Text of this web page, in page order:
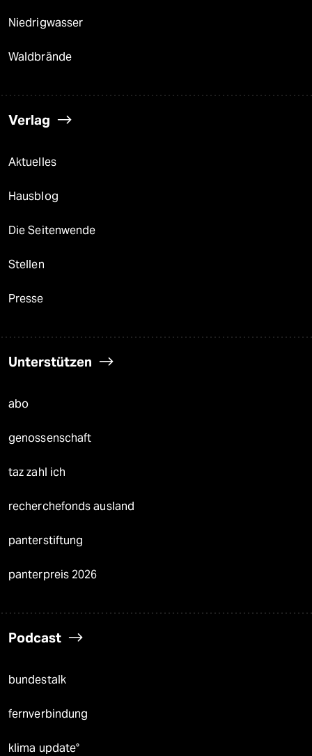
Niedrigwasser
Waldbrände
Verlag
Aktuelles
Hausblog
Die Seitenwende
Stellen
Presse
Unterstützen
abo
genossenschaft
taz zahl ich
recherchefonds ausland
panterstiftung
panterpreis 2026
Podcast
bundestalk
fernverbindung
klima update°